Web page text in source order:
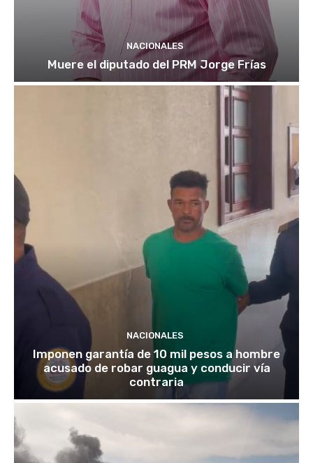
NACIONALES
Muere el diputado del PRM Jorge Frías
NACIONALES
Imponen garantía de 10 mil pesos a hombre
acusado de robar guagua y conducir vía
contraria